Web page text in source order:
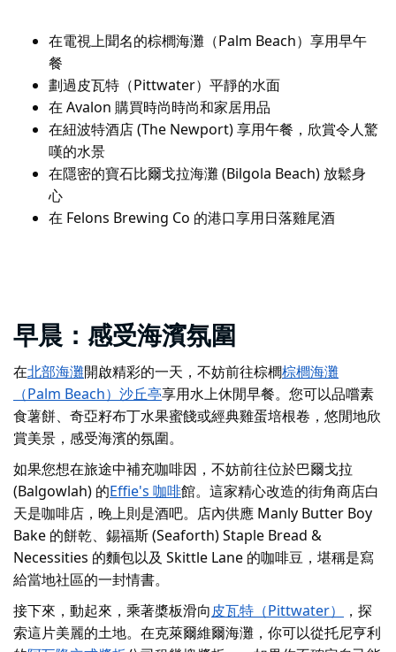
在電視上聞名的棕櫚海灘（Palm Beach）享用早午
餐
劃過皮瓦特（Pittwater）平靜的水面
在 Avalon 購買時尚時尚和家居用品
在紐波特酒店 (The Newport) 享用午餐，欣賞令人驚
嘆的水景
在隱密的寶石比爾戈拉海灘 (Bilgola Beach) 放鬆身
心
在 Felons Brewing Co 的港口享用日落雞尾酒
早晨：感受海濱氛圍
在北部海灘開啟精彩的一天，不妨前往棕櫚棕櫚海灘
（Palm Beach） 沙丘亭享用水上休閒早餐。您可以品嚐素
食薯餅、奇亞籽布丁水果蜜餞或經典雞蛋培根卷， 悠閒地欣
賞美景，感受海濱的氛圍。
如果您想在旅途中補充咖啡因 ，不妨前往位於巴爾戈拉
(Balgowlah) 的Effie's 咖啡館。 這家精心改造的街角商店白
天是咖啡店，晚上則是酒吧。店內供應 Manly Butter Boy
Bake 的餅乾、錫福斯 (Seaforth) Staple Bread &
Necessities 的麵包以及 Skittle Lane 的咖啡豆，堪稱是寫
給當地社區的一封情書。
接下來，動起來，乘著槳板滑向皮瓦特（Pittwater）
，探
索這片美麗的土地。在克萊爾維爾海灘，你可以從托尼亨利